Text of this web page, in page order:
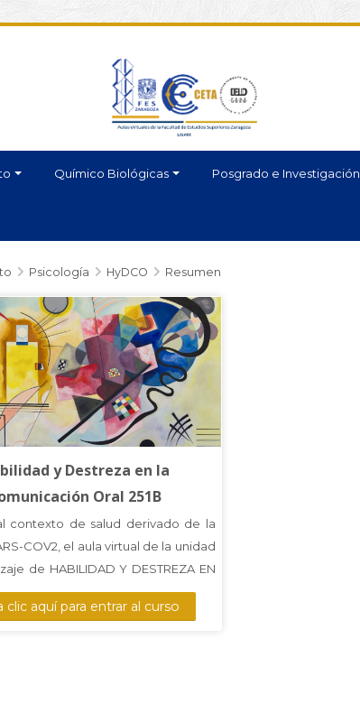
Químico Biológicas Posgrado e Investigación
Psicología HyDCO Resumen
y Destreza en la
Oral 251B
contexto de salud derivado de la
COV2, el aula virtual de la unidad
de HABILIDAD Y DESTREZA EN
ORAL, Grupos:251B;
con los trabajos académicos
clic aquí para entrar al curso